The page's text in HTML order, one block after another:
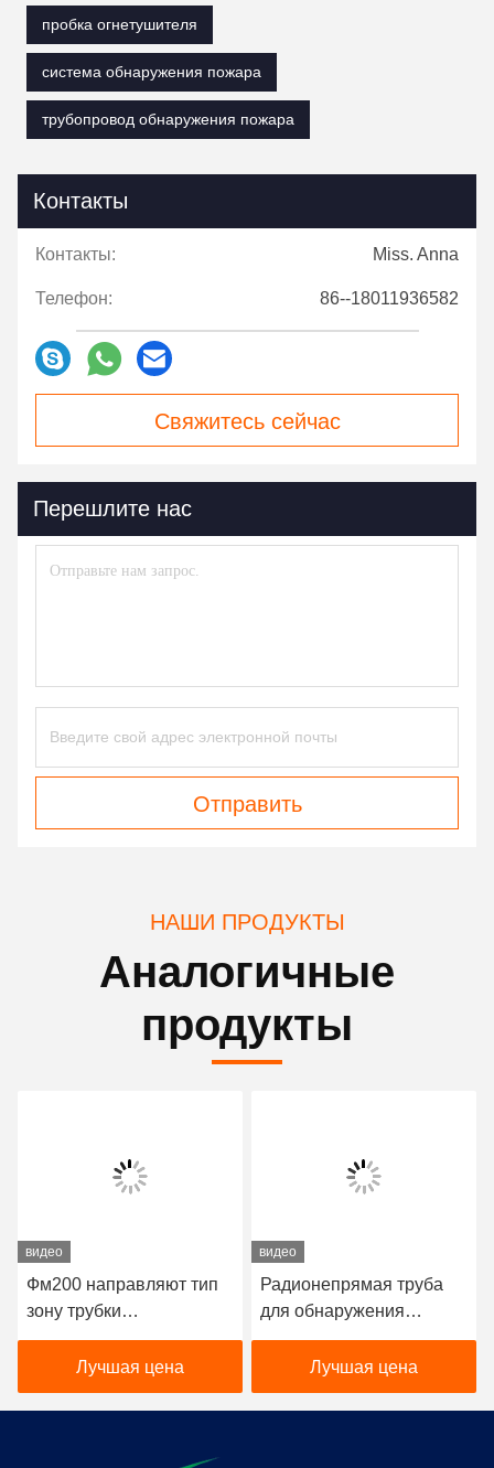
пробка огнетушителя
система обнаружения пожара
трубопровод обнаружения пожара
Контакты
Контакты: Miss. Anna
Телефон: 86--18011936582
Свяжитесь сейчас
Перешлите нас
Отправить
НАШИ ПРОДУКТЫ
Аналогичные
продукты
видео
Фм200 направляют тип
зону трубки
обнаружения огня
одиночную для комнаты/
центра данных сервера
Лучшая цена
видео
Радионепрямая труба
для обнаружения
пожара CO2 Рабочее
давление 5,7 МПа
Высокое качество
Дешевая цена
Лучшая цена